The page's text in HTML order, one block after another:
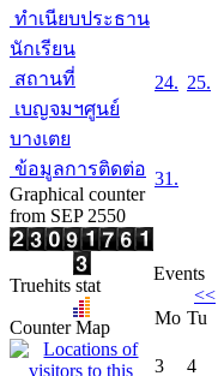
ทำเนียบประธาน
นักเรียน
สถานที่
เบญจมฯศูนย์
บางเตย
ข้อมูลการติดต่อ
Graphical counter
from SEP 2550
Truehits stat
Counter Map
24. 25.
31.
Events
<<
Mo Tu
3
4